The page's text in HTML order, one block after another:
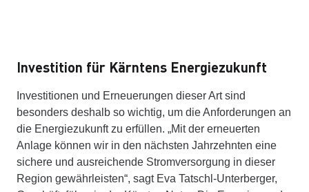
Investition für Kärntens Energiezukunft
Investitionen und Erneuerungen dieser Art sind
besonders deshalb so wichtig, um die Anforderungen an
die Energiezukunft zu erfüllen. „Mit der erneuerten
Anlage können wir in den nächsten Jahrzehnten eine
sichere und ausreichende Stromversorgung in dieser
Region gewährleisten“, sagt Eva Tatschl-Unterberger,